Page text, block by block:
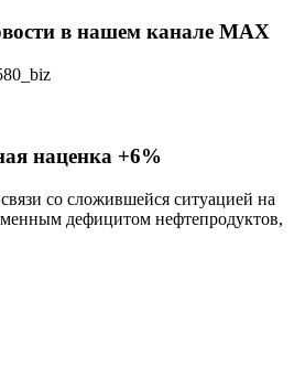
в нашем канале MAX
наценка +6%
со сложившейся ситуацией на
дефицитом нефтепродуктов,